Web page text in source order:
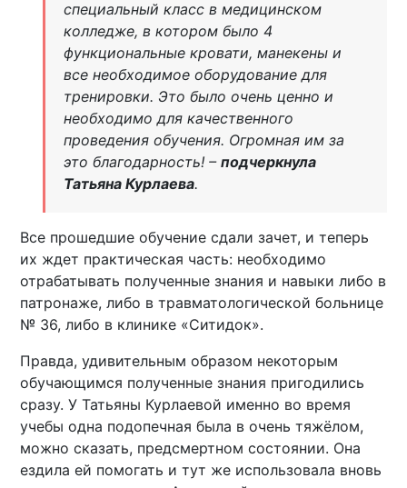
специальный класс в медицинском
колледже, в котором было 4
функциональные кровати, манекены и
все необходимое оборудование для
тренировки. Это было очень ценно и
необходимо для качественного
проведения обучения. Огромная им за
это благодарность! – подчеркнула
Татьяна Курлаева.
Все прошедшие обучение сдали зачет, и теперь
их ждет практическая часть: необходимо
отрабатывать полученные знания и навыки либо в
патронаже, либо в травматологической больнице
№ 36, либо в клинике «Ситидок».
Правда, удивительным образом некоторым
обучающимся полученные знания пригодились
сразу. У Татьяны Курлаевой именно во время
учебы одна подопечная была в очень тяжёлом,
можно сказать, предсмертном состоянии. Она
ездила ей помогать и тут же использовала вновь